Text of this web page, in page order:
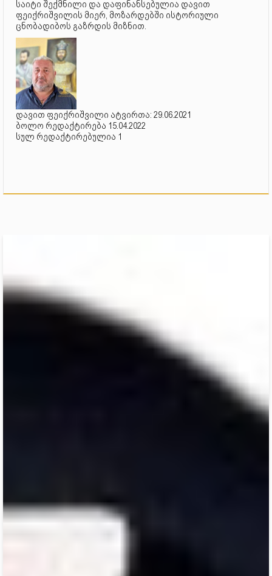
საიტი შექმნილი და დაფინანსებულია დავით
ფეიქრიშვილის მიერ, მოზარდებში ისტორიული
ცნობადიბოს გაზრდის მიზნით.
დავით ფეიქრიშვილი ატვირთა: 29.06.2021
ბოლო რედაქტირება 15.04.2022
სულ რედაქტირებულია 1